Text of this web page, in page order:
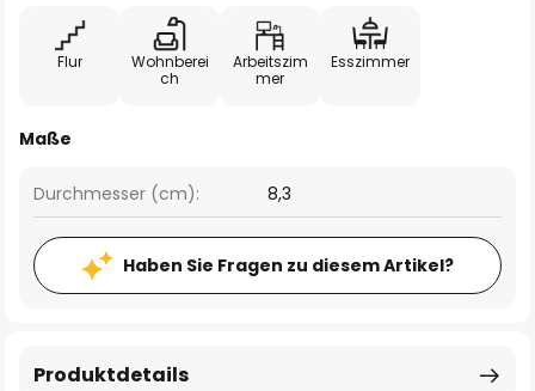
Flur
Wohnberei
ch
Arbeitszim
mer
Esszimmer
Maße
Durchmesser (cm): 8,3
Haben Sie Fragen zu diesem Artikel?
Produktdetails